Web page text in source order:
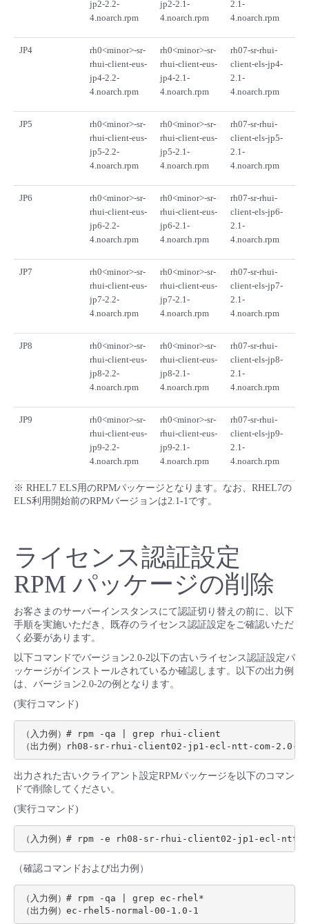
jp2-2.2-
4.noarch.rpm
jp2-2.1-
4.noarch.rpm
2.1-
4.noarch.rpm
JP4
rh0<minor>-sr-
rhui-client-eus-
jp4-2.2-
4.noarch.rpm
rh0<minor>-sr-
rhui-client-eus-
jp4-2.1-
4.noarch.rpm
rh07-sr-rhui-
client-els-jp4-
2.1-
4.noarch.rpm
JP5
rh0<minor>-sr-
rhui-client-eus-
jp5-2.2-
4.noarch.rpm
rh0<minor>-sr-
rhui-client-eus-
jp5-2.1-
4.noarch.rpm
rh07-sr-rhui-
client-els-jp5-
2.1-
4.noarch.rpm
JP6
rh0<minor>-sr-
rhui-client-eus-
jp6-2.2-
4.noarch.rpm
rh0<minor>-sr-
rhui-client-eus-
jp6-2.1-
4.noarch.rpm
rh07-sr-rhui-
client-els-jp6-
2.1-
4.noarch.rpm
JP7
rh0<minor>-sr-
rhui-client-eus-
jp7-2.2-
4.noarch.rpm
rh0<minor>-sr-
rhui-client-eus-
jp7-2.1-
4.noarch.rpm
rh07-sr-rhui-
client-els-jp7-
2.1-
4.noarch.rpm
JP8
rh0<minor>-sr-
rhui-client-eus-
jp8-2.2-
4.noarch.rpm
rh0<minor>-sr-
rhui-client-eus-
jp8-2.1-
4.noarch.rpm
rh07-sr-rhui-
client-els-jp8-
2.1-
4.noarch.rpm
JP9
rh0<minor>-sr-
rhui-client-eus-
jp9-2.2-
4.noarch.rpm
rh0<minor>-sr-
rhui-client-eus-
jp9-2.1-
4.noarch.rpm
rh07-sr-rhui-
client-els-jp9-
2.1-
4.noarch.rpm
※ RHEL7 ELS用のRPMパッケージとなります。なお、RHEL7の
ELS利用開始前のRPMバージョンは2.1-1です。
ライセンス認証設定
RPM パッケージの削除
お客さまのサーバーインスタンスにて認証切り替えの前に、以下
手順を実施いただき、既存のライセンス認証設定をご確認いただ
く必要があります。
以下コマンドでバージョン2.0-2以下の古いライセンス認証設定パ
ッケージがインストールされているか確認します。以下の出力例
は、バージョン2.0-2の例となります。
(実行コマンド)
（入力例）# rpm -qa grep rhui-client
出力された古いクライアント設定RPMパッケージを以下のコマン
ドで削除してください。
(実行コマンド)
（確認コマンドおよび出力例）
（入力例）# rpm -qa
grep ec-rhel*